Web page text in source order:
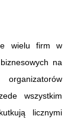
wielu firm w
na
organizatorów
wszystkim
licznymi